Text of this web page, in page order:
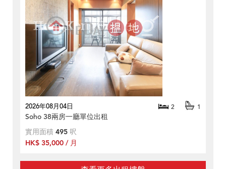
2026年08月04日 2 1
Soho 38兩房一廳單位出租
實用面積 495 呎
HK$ 35,000 / 月